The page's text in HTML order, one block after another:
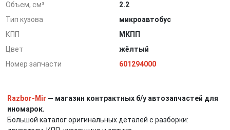
Объем, см³
2.2
Тип кузова
микроавтобус
КПП
МКПП
Цвет
жёлтый
Номер запчасти
601294000
Razbor-Mir — магазин контрактных б/у автозапчастей для
иномарок.
Большой каталог оригинальных деталей с разборки: